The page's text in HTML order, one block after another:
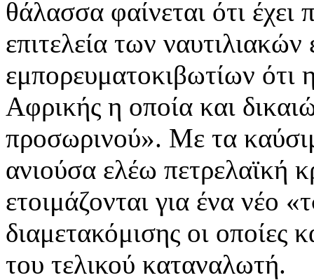
θάλασσα φαίνεται ότι έχει
επιτελεία των ναυτιλιακών
εμπορευματοκιβωτίων ότι
Αφρικής η οποία και
προσωρινού». Με τα
ανιούσα ελέω πετρελαϊκή
ετοιμάζονται για ένα νέο
διαμετακόμισης οι
του τελικού καταναλωτή.